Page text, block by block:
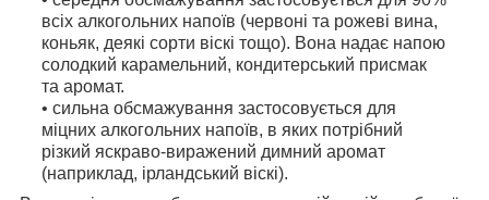
всіх алкогольних напоїв (червоні та рожеві вина,
коньяк, деякі сорти віскі тощо). Вона надає напою
солодкий карамельний, кондитерський присмак
та аромат.
• сильна обсмажування застосовується для
міцних алкогольних напоїв, в яких потрібний
різкий яскраво-виражений димний аромат
(наприклад, ірландський віскі).